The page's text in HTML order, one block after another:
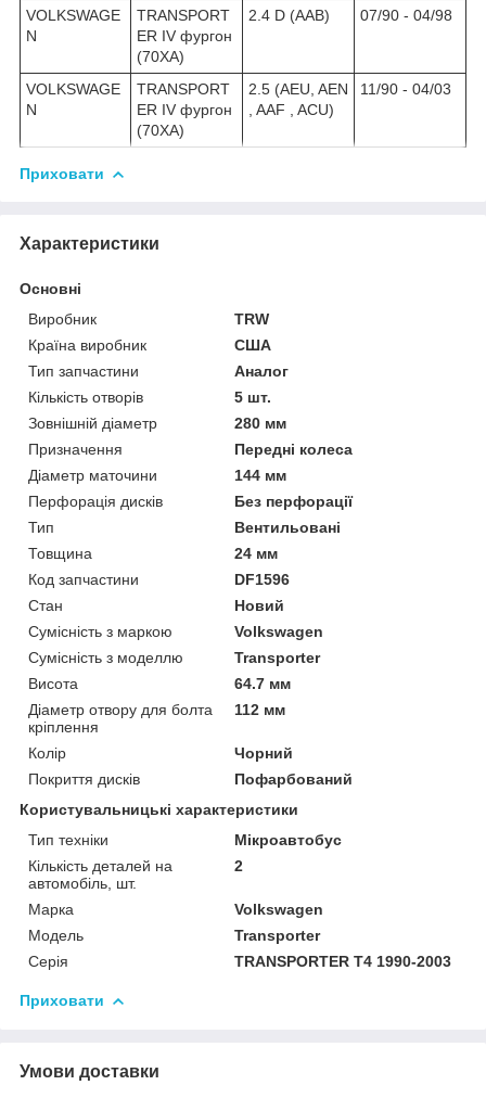
VOLKSWAGE
N
TRANSPORT
ER IV фургон
(70XA)
2.4 D (AAB) 07/90 - 04/98
VOLKSWAGE
N
TRANSPORT
ER IV фургон
(70XA)
2.5 (AEU, AEN
, AAF , ACU)
11/90 - 04/03
Приховати
Характеристики
Основні
Виробник
TRW
Країна виробник
США
Тип запчастини
Аналог
Кількість отворів
5 шт.
Зовнішній діаметр
280 мм
Призначення
Передні колеса
Діаметр маточини
144 мм
Перфорація дисків
Без перфорації
Тип
Вентильовані
Товщина
24 мм
Код запчастини
DF1596
Стан
Новий
Сумісність з маркою
Volkswagen
Сумісність з моделлю
Transporter
Висота
64.7 мм
Діаметр отвору для болта
кріплення
112 мм
Колір
Чорний
Покриття дисків
Пофарбований
Користувальницькі характеристики
Тип техніки
Мікроавтобус
Кількість деталей на
автомобіль, шт.
2
Марка
Volkswagen
Модель
Transporter
Серія
TRANSPORTER T4 1990-2003
Приховати
Умови доставки